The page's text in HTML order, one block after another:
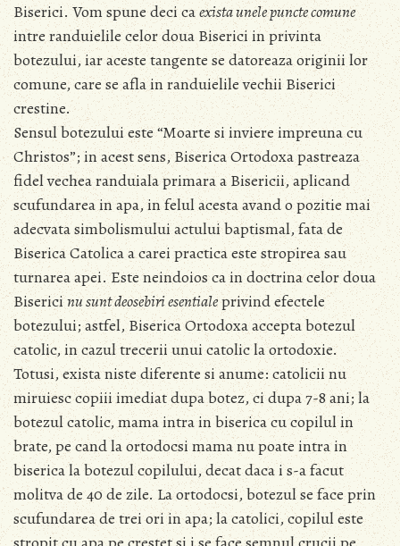
Biserici. Vom spune deci caexista unele puncte comune
intre randuielile celor doua Biserici in privinta
botezului, iar aceste tangente se datoreaza originii lor
comune, care se afla in randuielile vechii Biserici
crestine.
Sensul botezului este “Moarte si inviere impreuna cu
Christos”; in acest sens, Biserica Ortodoxa pastreaza
fidel vechea randuiala primara a Bisericii, aplicand
scufundarea in apa, in felul acesta avand o pozitie mai
adecvata simbolismului actului baptismal, fata de
Biserica Catolica a carei practica este stropirea sau
turnarea apei. Este neindoios ca in doctrina celor doua
Bisericinu sunt deosebiri esentialeprivind efectele
botezului; astfel, Biserica Ortodoxa accepta botezul
catolic, in cazul trecerii unui catolic la ortodoxie.
Totusi, exista niste diferente si anume: catolicii nu
miruiesc copiii imediat dupa botez, ci dupa 7-8 ani; la
botezul catolic, mama intra in biserica cu copilul in
brate, pe cand la ortodocsi mama nu poate intra in
biserica la botezul copilului, decat daca i s-a facut
molitva de 40 de zile. La ortodocsi, botezul se face prin
scufundarea de trei ori in apa; la catolici, copilul este